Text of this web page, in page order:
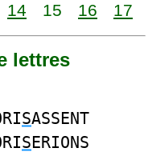
14 15 16 17
lettres
SASSENT
SERIONS